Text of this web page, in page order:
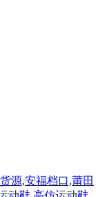
源,安福档口,莆田